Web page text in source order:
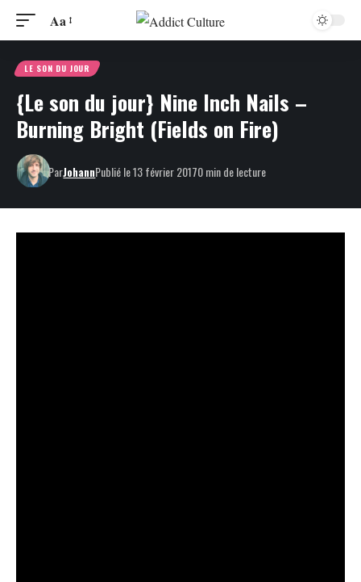
Aa
LE SON DU JOUR
{Le son du jour} Nine Inch Nails –
Burning Bright (Fields on Fire)
ParJohannPublié le 13 février 20170 min de lecture